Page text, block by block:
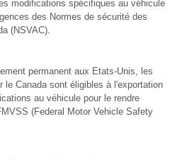
modifications spécifiques au véhicule
des Normes de sécurité des
(NSVAC).
permanent aux Etats-Unis, les
Canada sont éligibles à l'exportation
au véhicule pour le rendre
(Federal Motor Vehicle Safety